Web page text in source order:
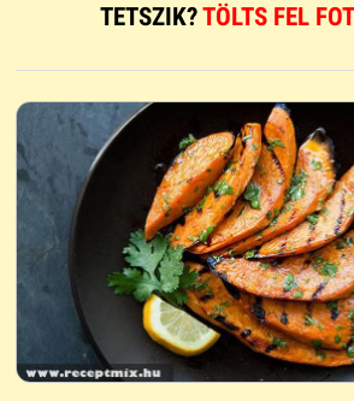
TETSZIK?TÖLTS FEL